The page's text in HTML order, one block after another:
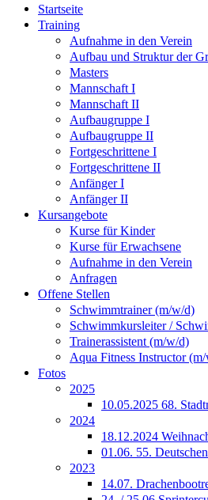
Startseite
Training
Aufnahme in den Verein
Aufbau und Struktur der
Masters
Mannschaft I
Mannschaft II
Aufbaugruppe I
Aufbaugruppe II
Fortgeschrittene I
Fortgeschrittene II
Anfänger I
Anfänger II
Kursangebote
Kurse für Kinder
Kurse für Erwachsene
Aufnahme in den Verein
Anfragen
Offene Stellen
Schwimmtrainer (m/w/d)
Schwimmkursleiter /
Trainerassistent (m/w/d)
Aqua Fitness Instructor
Fotos
2025
10.05.2025 68.
2024
18.12.2024
01.06. 55.
2023
14.07.